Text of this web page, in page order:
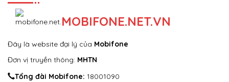
MOBIFONE.NET.VN
Đây là website đại lý của Mobifone
Đơn vị truyền thông: MHTN
Tổng đài Mobifone: 18001090